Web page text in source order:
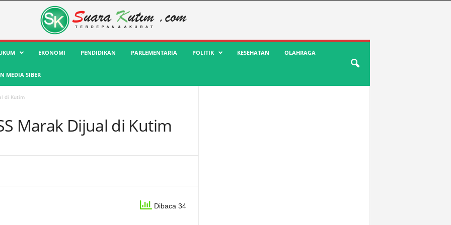
EKONOMI PENDIDIKAN PARLEMENTARIA POLITIK KESEHATAN OLAHRAGA
MEDIA SIBER
di Kutim
Marak Dijual di Kutim
Dibaca 34